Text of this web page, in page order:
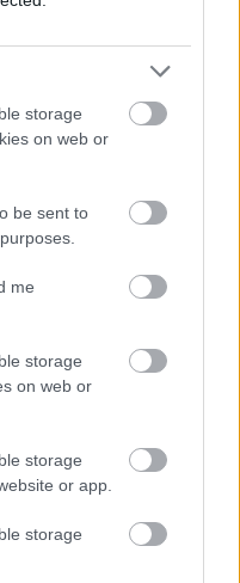
storage
on web or
be sent to
me
storage
on web or
storage
or app.
storage